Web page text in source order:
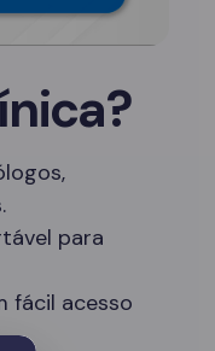
para
fácil acesso